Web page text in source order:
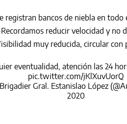
registran bancos de niebla en todo
reducir velocidad y no
muy reducida, circular con
eventualidad, atención las 24
pic.twitter.com/jKlXuvUorQ
Gral. Estanislao López
2020